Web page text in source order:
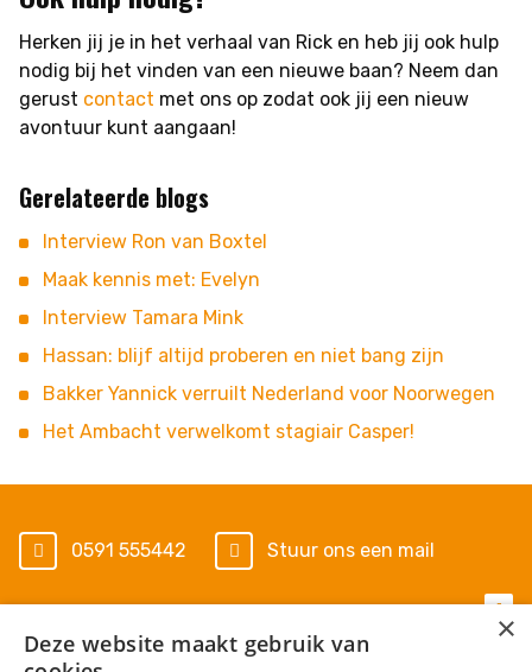
Herken jij je in het verhaal van Rick en heb jij ook hulp
nodig bij het vinden van een nieuwe baan? Neem dan
gerust contact met ons op zodat ook jij een nieuw
avontuur kunt aangaan!
Gerelateerde blogs
Interview Ron van Boxtel
Maak kennis met: Evelyn
Interview Tamara Mink
Hassan: blijf altijd proberen en niet bang zijn
Bakker Yannick verruilt Nederland voor Noorwegen
Het Ambacht verwelkomt stagiair Casper!
0591 555442 Stuur ons een mail
Algemene voorwaarden
×
Deze website maakt gebruik van